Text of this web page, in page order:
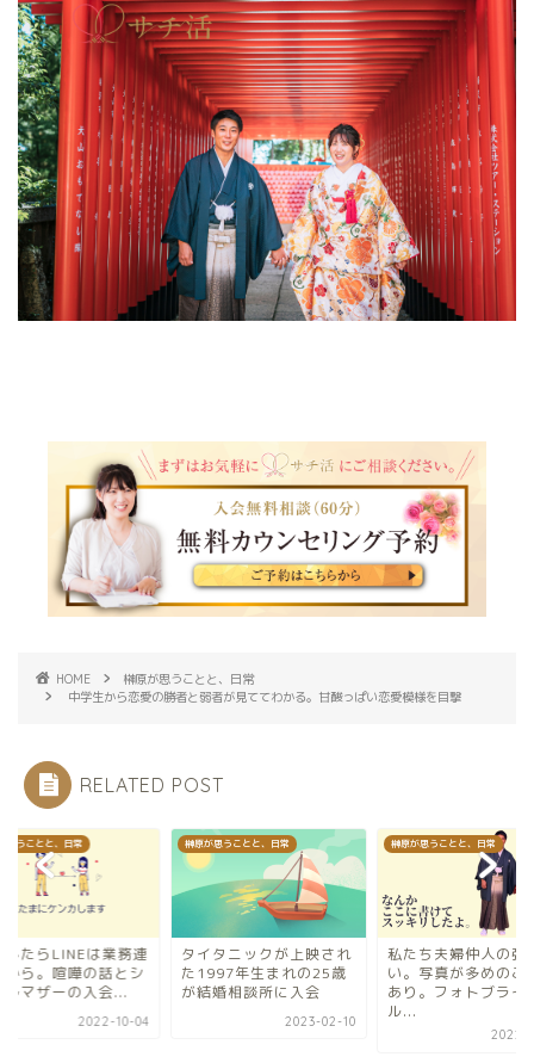
HOME
榊原が思うことと、日常
中学生から恋愛の勝者と弱者が見ててわかる。甘酸っぱい恋愛模様を目撃
RELATED POST
思うことと、日常
したらLINEは業務連
から。喧嘩の話とシ
ルマザーの入会...
2022-10-04
榊原が思うことと、日常
タイタニックが上映され
た1997年生まれの25歳
が結婚相談所に入会
2023-02-10
榊原が思うことと、日常
私たち夫婦仲人の強
い。写真が多めのご
あり。フォトブライ
ル...
2022-